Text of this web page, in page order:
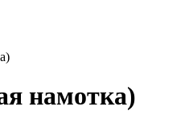
намотка)